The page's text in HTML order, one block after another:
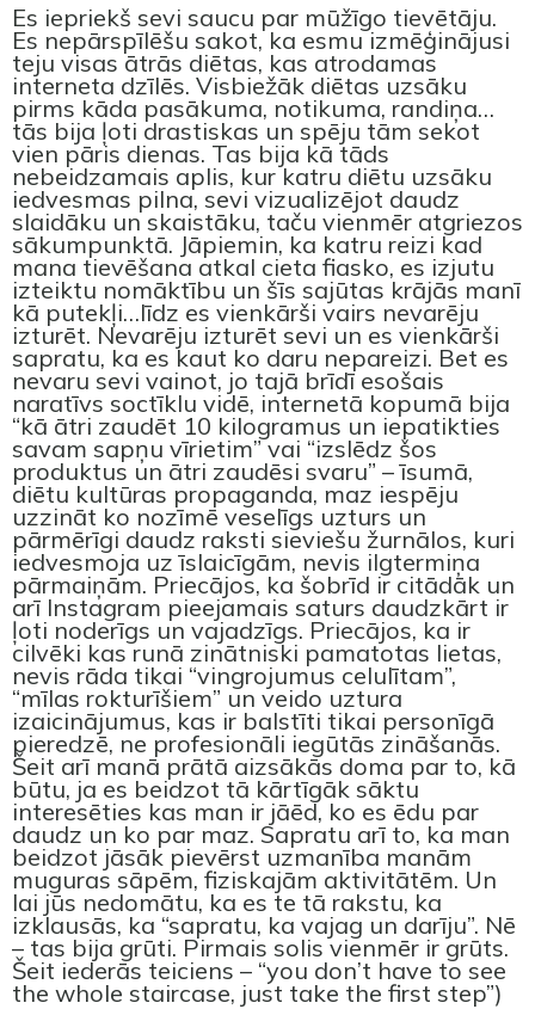
Es iepriekš sevi saucu par mūžīgo tievētāju.
Es nepārspīlēšu sakot, ka esmu izmēģinājusi
teju visas ātrās diētas, kas atrodamas
interneta dzīlēs. Visbiežāk diētas uzsāku
pirms kāda pasākuma, notikuma, randiņa…
tās bija ļoti drastiskas un spēju tām sekot
vien pāris dienas. Tas bija kā tāds
nebeidzamais aplis, kur katru diētu uzsāku
iedvesmas pilna, sevi vizualizējot daudz
slaidāku un skaistāku, taču vienmēr atgriezos
sākumpunktā. Jāpiemin, ka katru reizi kad
mana tievēšana atkal cieta fiasko, es izjutu
izteiktu nomāktību un šīs sajūtas krājās manī
kā putekļi…līdz es vienkārši vairs nevarēju
izturēt. Nevarēju izturēt sevi un es vienkārši
sapratu, ka es kaut ko daru nepareizi. Bet es
nevaru sevi vainot, jo tajā brīdī esošais
naratīvs soctīklu vidē, internetā kopumā bija
“kā ātri zaudēt 10 kilogramus un iepatikties
savam sapņu vīrietim” vai “izslēdz šos
produktus un ātri zaudēsi svaru” – īsumā,
diētu kultūras propaganda, maz iespēju
uzzināt ko nozīmē veselīgs uzturs un
pārmērīgi daudz raksti sieviešu žurnālos, kuri
iedvesmoja uz īslaicīgām, nevis ilgtermiņa
pārmaiņām. Priecājos, ka šobrīd ir citādāk un
arī Instagram pieejamais saturs daudzkārt ir
ļoti noderīgs un vajadzīgs. Priecājos, ka ir
cilvēki kas runā zinātniski pamatotas lietas,
nevis rāda tikai “vingrojumus celulītam”,
“mīlas rokturīšiem” un veido uztura
izaicinājumus, kas ir balstīti tikai personīgā
pieredzē, ne profesionāli iegūtās zināšanās.
Šeit arī manā prātā aizsākās doma par to, kā
būtu, ja es beidzot tā kārtīgāk sāktu
interesēties kas man ir jāēd, ko es ēdu par
daudz un ko par maz. Sapratu arī to, ka man
beidzot jāsāk pievērst uzmanība manām
muguras sāpēm, fiziskajām aktivitātēm. Un
lai jūs nedomātu, ka es te tā rakstu, ka
izklausās, ka “sapratu, ka vajag un darīju”. Nē
– tas bija grūti. Pirmais solis vienmēr ir grūts.
Šeit iederās teiciens – “you don’t have to see
the whole staircase, just take the first step”)